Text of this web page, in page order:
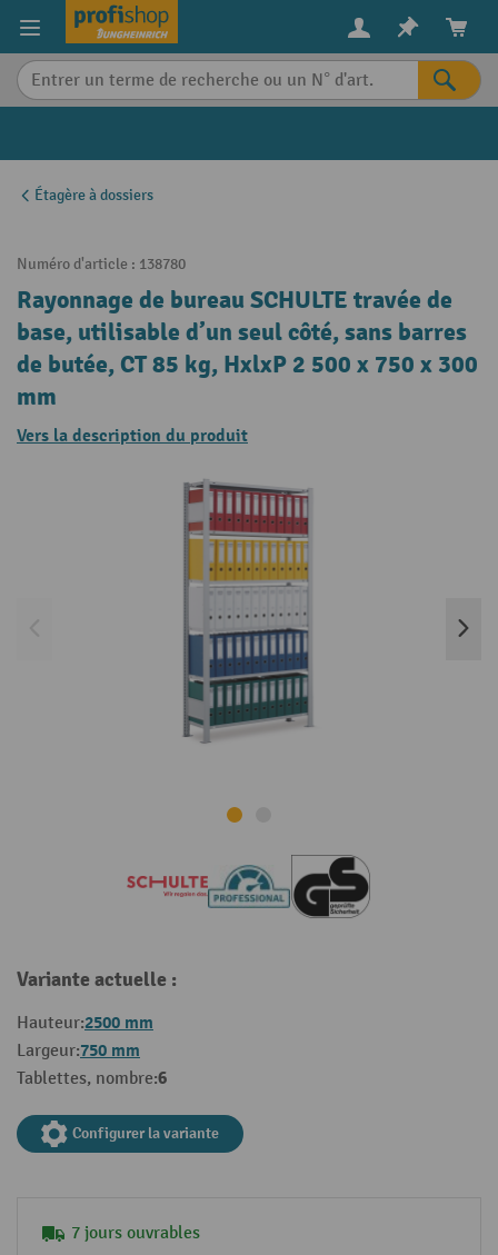
content
Étagère à dossiers
Numéro d'article : 138780
Rayonnage de bureau SCHULTE travée de
base, utilisable d’un seul côté, sans barres
de butée, CT 85 kg, HxlxP 2 500 x 750 x 300
mm
Vers la description du produit
Variante actuelle :
Hauteur:2500 mm
Largeur:750 mm
Tablettes, nombre:6
Configurer la variante
7 jours ouvrables